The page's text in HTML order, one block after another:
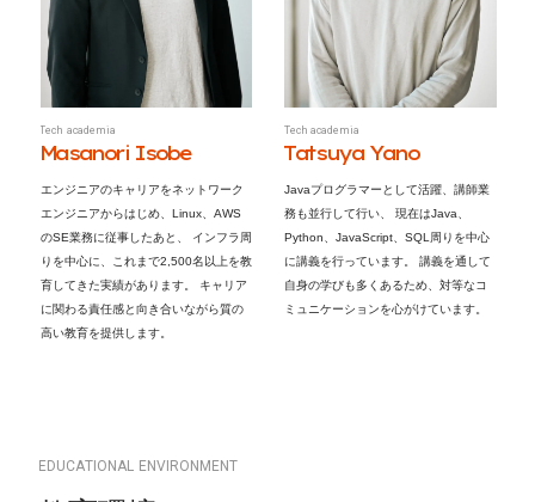
Tec h acad e m ia
Masanori Isobe
エンジニアのキャリアをネットワーク
エンジニアからはじめ、Linux、AWS
のSE業務に従事したあと、 インフラ周
りを中心に、これまで2,500名以上を教
育してきた実績があります。 キャリア
に関わる責任感と向き合いながら質の
高い教育を提供します。
Tech acade m ia
Tatsuya Yano
Javaプログラマーとして活躍、講師業
務も並行して行い、 現在はJava、
Python、JavaScript、SQL周りを中心
に講義を行っています。 講義を通して
自身の学びも多くあるため、対等なコ
ミュニケーションを心がけています。
EDUCATIONAL ENVIRONMENT